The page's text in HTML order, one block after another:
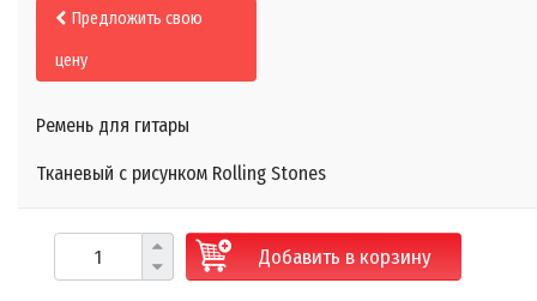
Предложить свою
цену
Ремень для гитары
Тканевый с рисунком Rolling Stones
Добавить в корзину